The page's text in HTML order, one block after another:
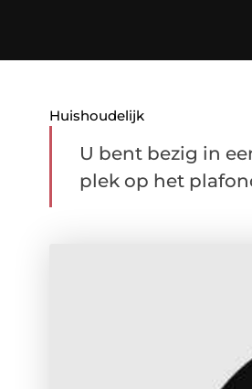
Huishoudelijk
U bent bezig in
plek op het